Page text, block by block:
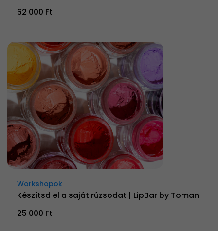
62 000 Ft
Workshopok
Készítsd el a saját rúzsodat | LipBar by Toman
25 000 Ft